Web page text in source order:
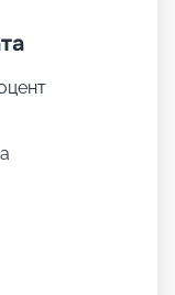
на
яркое и